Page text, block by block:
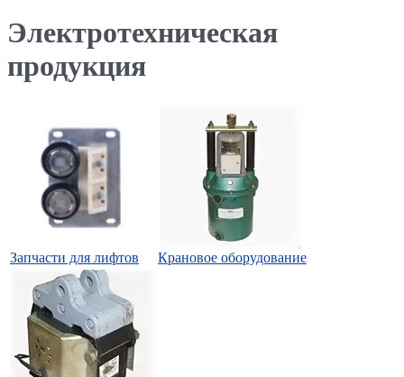
Электротехническая
продукция
Запчасти для лифтов Крановое оборудование